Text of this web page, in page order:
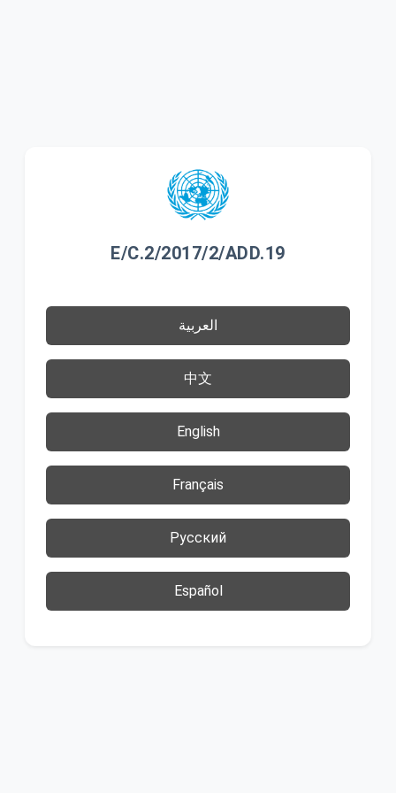
E/C.2/2017/2/ADD.19
العربية
中文
English
Français
Русский
Español